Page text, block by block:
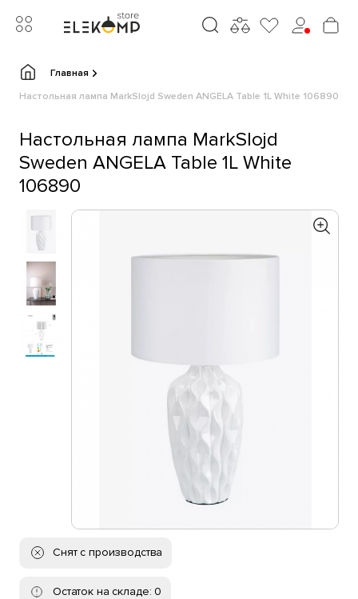
Главная
Настольная лампа MarkSlojd Sweden ANGELA Table 1L White 106890
Настольная лампа MarkSlojd
Sweden ANGELA Table 1L White
106890
Снят с производства
Остаток на складе: 0